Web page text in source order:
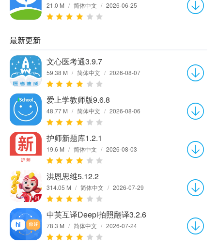
21.0 M / 简体中文 / 2026-06-25
最新更新
文心医考通3.9.7
59.38 M / 简体中文 / 2026-08-07
爱上学教师版9.6.8
48.77 M / 简体中文 / 2026-08-06
护师新题库1.2.1
19.6 M / 简体中文 / 2026-08-03
洪恩思维5.12.2
314.05 M / 简体中文 / 2026-07-29
中英互译Deepl拍照翻译3.2.6
78.3 M / 简体中文 / 2026-07-24